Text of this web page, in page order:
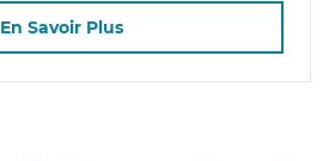
En Savoir Plus